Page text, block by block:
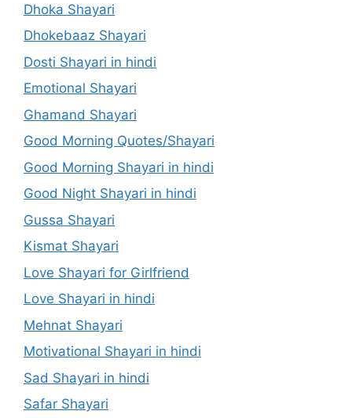
Dhoka Shayari
Dhokebaaz Shayari
Dosti Shayari in hindi
Emotional Shayari
Ghamand Shayari
Good Morning Quotes/Shayari
Good Morning Shayari in hindi
Good Night Shayari in hindi
Gussa Shayari
Kismat Shayari
Love Shayari for Girlfriend
Love Shayari in hindi
Mehnat Shayari
Motivational Shayari in hindi
Sad Shayari in hindi
Safar Shayari